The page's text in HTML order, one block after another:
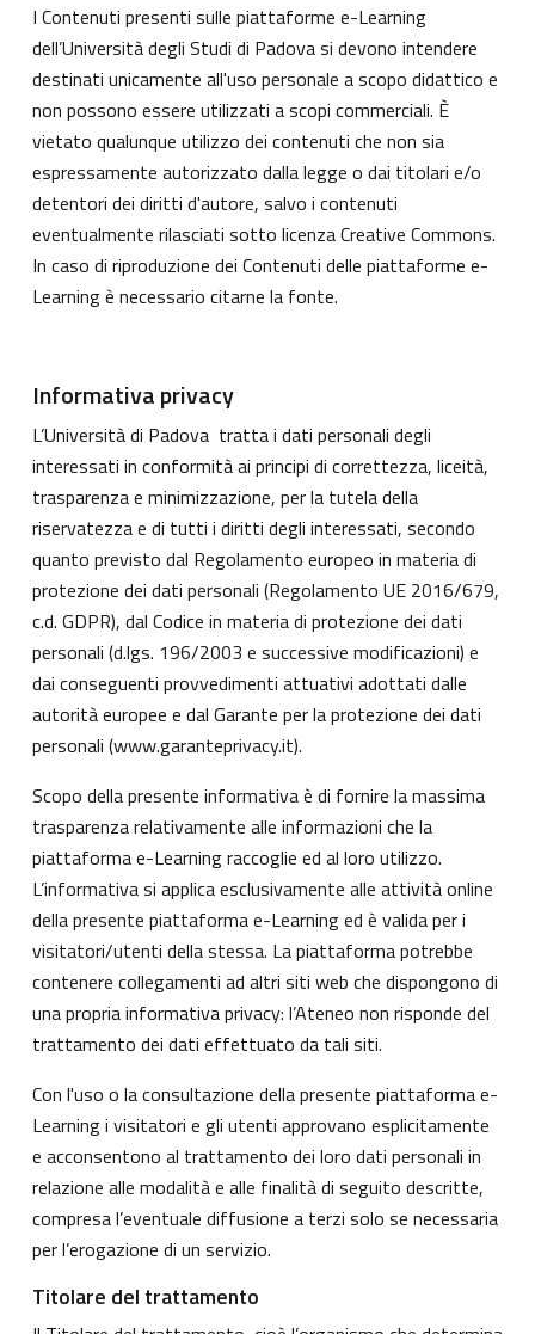
I Contenuti presenti sulle piattaforme e-Learning
dell’Università degli Studi di Padova si devono intendere
destinati unicamente all'uso personale a scopo didattico e
non possono essere utilizzati a scopi commerciali. È
vietato qualunque utilizzo dei contenuti che non sia
espressamente autorizzato dalla legge o dai titolari e/o
detentori dei diritti d'autore, salvo i contenuti
eventualmente rilasciati sotto licenza Creative Commons.
In caso di riproduzione dei Contenuti delle piattaforme e-
Learning è necessario citarne la fonte.
Informativa privacy
L’Università di Padova tratta i dati personali degli
interessati in conformità ai principi di correttezza, liceità,
trasparenza e minimizzazione, per la tutela della
riservatezza e di tutti i diritti degli interessati, secondo
quanto previsto dal Regolamento europeo in materia di
protezione dei dati personali (Regolamento UE 2016/679,
c.d. GDPR), dal Codice in materia di protezione dei dati
personali (d.lgs. 196/2003 e successive modificazioni) e
dai conseguenti provvedimenti attuativi adottati dalle
autorità europee e dal Garante per la protezione dei dati
personali (www.garanteprivacy.it).
Scopo della presente informativa è di fornire la massima
trasparenza relativamente alle informazioni che la
piattaforma e-Learning raccoglie ed al loro utilizzo.
L’informativa si applica esclusivamente alle attività online
della presente piattaforma e-Learning ed è valida per i
visitatori/utenti della stessa. La piattaforma potrebbe
contenere collegamenti ad altri siti web che dispongono di
una propria informativa privacy: l’Ateneo non risponde del
trattamento dei dati effettuato da tali siti.
Con l'uso o la consultazione della presente piattaforma e-
Learning i visitatori e gli utenti approvano esplicitamente
e acconsentono al trattamento dei loro dati personali in
relazione alle modalità e alle finalità di seguito descritte,
compresa l’eventuale diffusione a terzi solo se necessaria
per l’erogazione di un servizio.
Titolare del trattamento